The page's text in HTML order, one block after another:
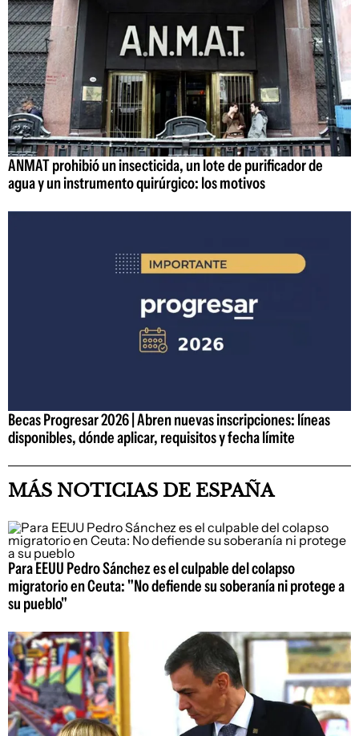
ANMAT prohibió un insecticida, un lote de purificador de
agua y un instrumento quirúrgico: los motivos
Becas Progresar 2026 | Abren nuevas inscripciones: líneas
disponibles, dónde aplicar, requisitos y fecha límite
MÁS NOTICIAS DE ESPAÑA
Para EEUU Pedro Sánchez es el culpable del colapso
migratorio en Ceuta: "No defiende su soberanía ni protege a
su pueblo"